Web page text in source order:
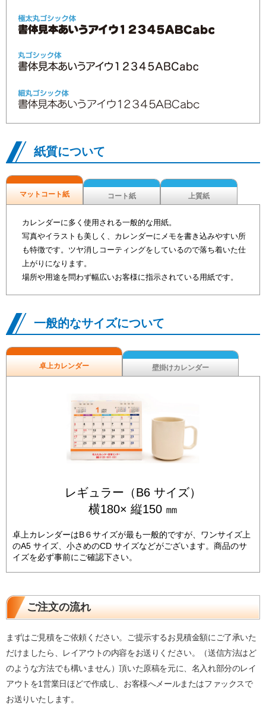
紙質について
マットコート紙 コート紙 上質紙
カレンダーに多く使用される一般的な用紙。
写真やイラストも美しく、カレンダーにメモを書き込みやすい所
も特徴です。ツヤ消しコーティングをしているので落ち着いた仕
上がりになります。
場所や用途を問わず幅広いお客様に指示されている用紙です。
一般的なサイズについて
卓上カレンダー 壁掛けカレンダー
レギュラー（B6 サイズ）
横180× 縦150 ㎜
卓上カレンダーはB６サイズが最も一般的ですが、ワンサイズ上
のA5 サイズ、小さめのCD サイズなどがございます。商品のサ
イズを必ず事前にご確認下さい。
ご注文の流れ
まずはご見積をご依頼ください。ご提示するお見積金額にご了承いた
だけましたら、レイアウトの内容をお送りください。（送信方法はど
のような方法でも構いません）頂いた原稿を元に、名入れ部分のレイ
アウトを1営業日ほどで作成し、お客様へメールまたはファックスで
お送りいたします。